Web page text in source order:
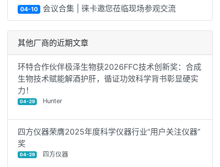
04-10 会议合集 | 徕卡邀您莅临现场参观交流
其他厂商的近期文章
环特合作伙伴极泽生物获2026FFC技术创新奖：合成
生物技术赋能解酒护肝，循证功效科学背书彰显硬实
力！
04-29 Hunter
四方仪器荣膺2025年度科学仪器行业“用户关注仪器”
奖
04-29 四方仪器